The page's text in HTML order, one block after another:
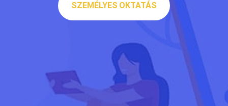
SZEMÉLYES OKTATÁS